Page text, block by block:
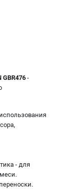
GBR476 -
- для